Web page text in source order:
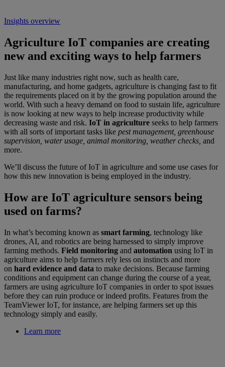
Insights overview
Agriculture IoT companies are creating
new and exciting ways to help farmers
Just like many industries right now, such as health care,
manufacturing, and home gadgets, agriculture is changing fast to fit
the requirements placed on it by the growing population around the
world. With such a heavy demand on food to sustain life, agriculture
is now looking at new ways to help increase productivity while
decreasing waste and risk. IoT in agriculture seeks to help farmers
with all sorts of important tasks like pest management, greenhouse
supervision, water usage, animal monitoring, weather checks, and
more.
We’ll discuss the future of IoT in agriculture and some use cases for
how this new innovation is being employed in the industry.
How are IoT agriculture sensors being
used on farms?
In what’s becoming known as smart farming, technology like
drones, AI, and robotics are being harnessed to simply improve
farming methods. Field monitoring and automation using IoT in
agriculture aims to help farmers rely less on instincts and more
on hard evidence and data to make decisions. Because farming
conditions and equipment can change during the course of a year,
farmers are using agriculture IoT companies in order to spot issues
before they can ruin produce or indeed profits. Features from the
TeamViewer IoT, for instance, are helping farmers set up this
technology simply and easily.
Learn more